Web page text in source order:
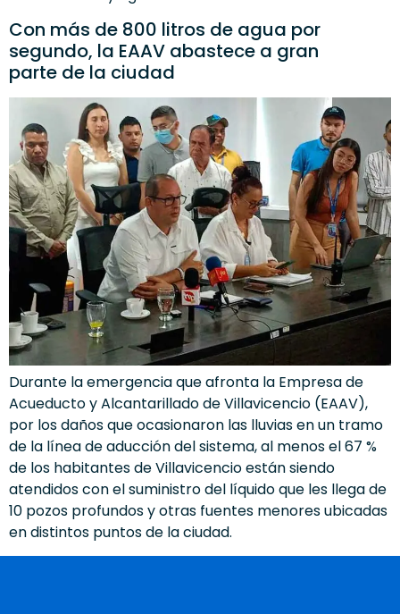
Con más de 800 litros de agua por
segundo, la EAAV abastece a gran
parte de la ciudad
Durante la emergencia que afronta la Empresa de
Acueducto y Alcantarillado de Villavicencio (EAAV),
por los daños que ocasionaron las lluvias en un tramo
de la línea de aducción del sistema, al menos el 67 %
de los habitantes de Villavicencio están siendo
atendidos con el suministro del líquido que les llega de
10 pozos profundos y otras fuentes menores ubicadas
en distintos puntos de la ciudad.